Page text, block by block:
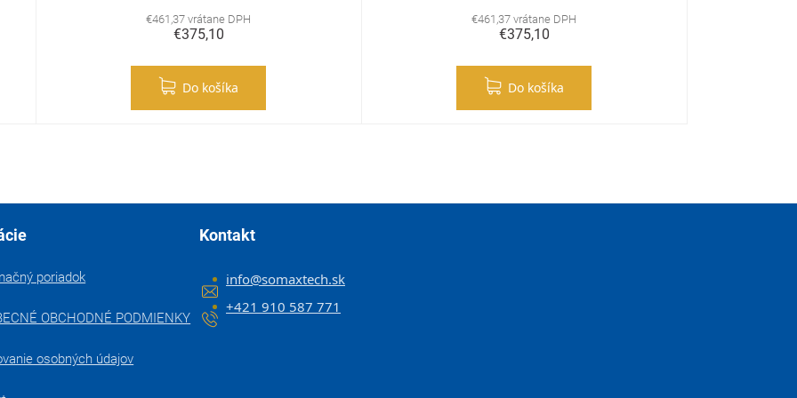
€461,37 vrátane DPH
€375,10
Do košíka
€461,37 vrátane DPH
€375,10
Do košíka
poriadok
OBCHODNÉ PODMIENKY
osobných údajov
Kontakt
info@somaxtech.sk
+421 910 587 771